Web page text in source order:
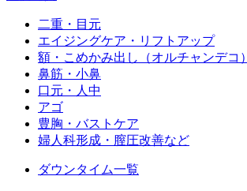
二重・目元
エイジングケア・リフトアップ
額・こめかみ出し（オルチャンデコ）
鼻筋・小鼻
口元・人中
アゴ
豊胸・バストケア
婦人科形成・膣圧改善など
ダウンタイム一覧